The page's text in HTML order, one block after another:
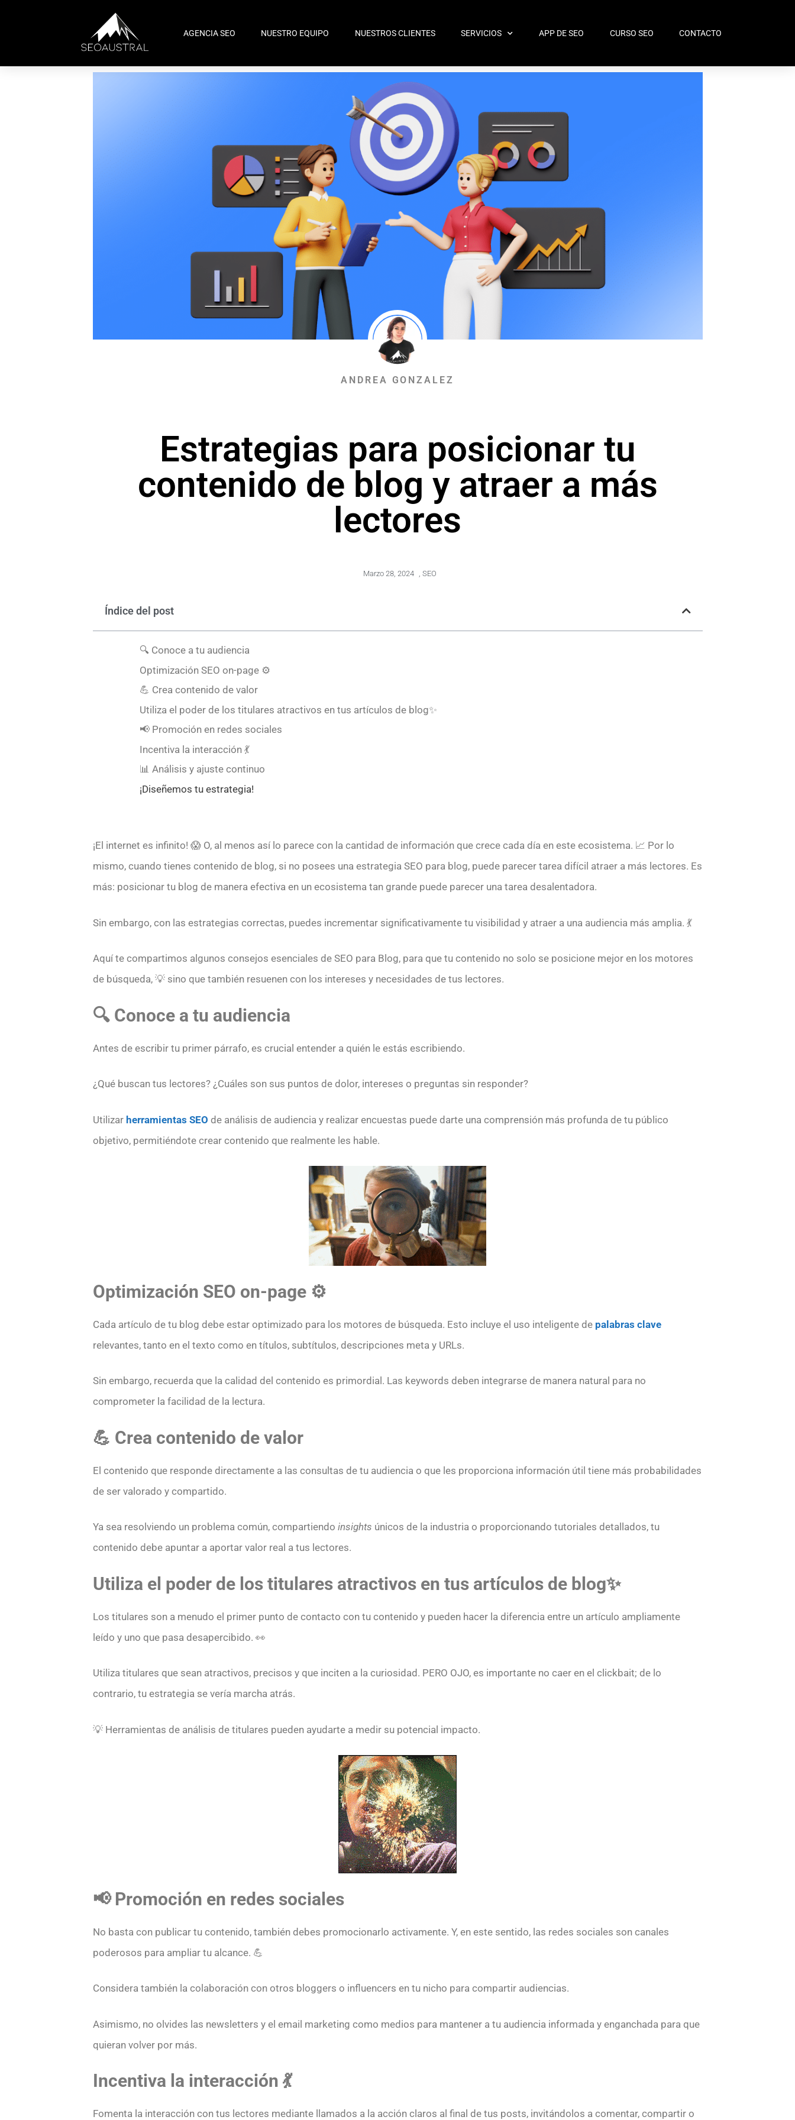
AGENCIA SEO NUESTRO EQUIPO NUESTROS CLIENTES SERVICIOS APP DE SEO CURSO SEO CONTACTO
ANDREA GONZALEZ
Estrategias para posicionar tu
contenido de blog y atraer a más
lectores
Marzo 28, 2024 , SEO
Índice del post
🔍 Conoce a tu audiencia
Optimización SEO on-page ⚙️
💪 Crea contenido de valor
Utiliza el poder de los titulares atractivos en tus artículos de blog✨
📢 Promoción en redes sociales
Incentiva la interacción 💃
📊 Análisis y ajuste continuo
¡Diseñemos tu estrategia!
¡El internet es infinito! 😱 O, al menos así lo parece con la cantidad de información que crece cada día en este ecosistema. 📈 Por lo
mismo, cuando tienes contenido de blog, si no posees una estrategia SEO para blog, puede parecer tarea difícil atraer a más lectores. Es
más: posicionar tu blog de manera efectiva en un ecosistema tan grande puede parecer una tarea desalentadora.
Sin embargo, con las estrategias correctas, puedes incrementar significativamente tu visibilidad y atraer a una audiencia más amplia. 💃
Aquí te compartimos algunos consejos esenciales de SEO para Blog, para que tu contenido no solo se posicione mejor en los motores
de búsqueda, 💡 sino que también resuenen con los intereses y necesidades de tus lectores.
🔍 Conoce a tu audiencia
Antes de escribir tu primer párrafo, es crucial entender a quién le estás escribiendo.
¿Qué buscan tus lectores? ¿Cuáles son sus puntos de dolor, intereses o preguntas sin responder?
Utilizar herramientas SEO de análisis de audiencia y realizar encuestas puede darte una comprensión más profunda de tu público
objetivo, permitiéndote crear contenido que realmente les hable.
Optimización SEO on-page ⚙️
Cada artículo de tu blog debe estar optimizado para los motores de búsqueda. Esto incluye el uso inteligente de palabras clave
relevantes, tanto en el texto como en títulos, subtítulos, descripciones meta y URLs.
Sin embargo, recuerda que la calidad del contenido es primordial. Las keywords deben integrarse de manera natural para no
comprometer la facilidad de la lectura.
💪 Crea contenido de valor
El contenido que responde directamente a las consultas de tu audiencia o que les proporciona información útil tiene más probabilidades
de ser valorado y compartido.
Ya sea resolviendo un problema común, compartiendo insights únicos de la industria o proporcionando tutoriales detallados, tu
contenido debe apuntar a aportar valor real a tus lectores.
Utiliza el poder de los titulares atractivos en tus artículos de blog✨
Los titulares son a menudo el primer punto de contacto con tu contenido y pueden hacer la diferencia entre un artículo ampliamente
leído y uno que pasa desapercibido. 👀
Utiliza titulares que sean atractivos, precisos y que inciten a la curiosidad. PERO OJO, es importante no caer en el clickbait; de lo
contrario, tu estrategia se vería marcha atrás.
💡 Herramientas de análisis de titulares pueden ayudarte a medir su potencial impacto.
📢 Promoción en redes sociales
No basta con publicar tu contenido, también debes promocionarlo activamente. Y, en este sentido, las redes sociales son canales
poderosos para ampliar tu alcance. 💪
Considera también la colaboración con otros bloggers o influencers en tu nicho para compartir audiencias.
Asimismo, no olvides las newsletters y el email marketing como medios para mantener a tu audiencia informada y enganchada para que
quieran volver por más.
Incentiva la interacción 💃
Fomenta la interacción con tus lectores mediante llamados a la acción claros al final de tus posts, invitándolos a comentar, compartir o